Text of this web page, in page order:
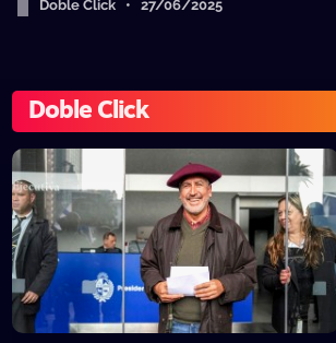
Doble Click • 27/06/2025
Doble Click